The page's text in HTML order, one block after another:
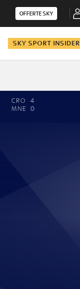
OFFERTE SKY
SKY SPORT INSIDER
CRO
4
MNE 0